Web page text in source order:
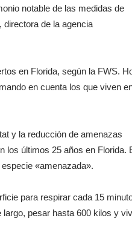
notable de las medidas de
de la agencia
en Florida, según la FWS.
en cuenta los que viven
y la reducción de amenazas
los últimos 25 años en Florida.
«amenazada».
para respirar cada 15
pesar hasta 600 kilos y